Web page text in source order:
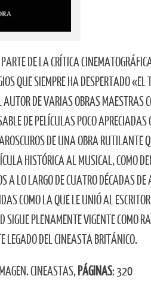
DE LA CRÍTICA
QUE SIEMPRE HA DESPERTADO «EL
AUTOR DE VARIAS OBRAS MAESTRAS
DE PELÍCULAS POCO
DE UNA OBRA RUTILANTE
HISTÓRICA AL MUSICAL, COMO
A LO LARGO DE CUATRO DÉCADAS DE
COMO LA QUE LE UNIÓ AL
SIGUE PLENAMENTE VIGENTE COMO
LEGADO DEL CINEASTA BRITÁNICO.
CINEASTAS, PÁGINAS: 320